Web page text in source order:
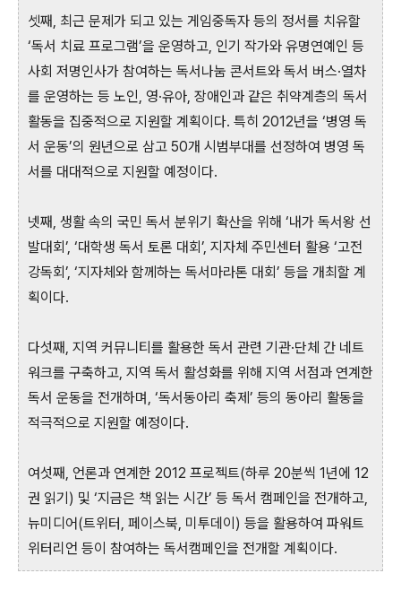
셋째, 최근 문제가 되고 있는 게임중독자 등의 정서를 치유할
‘독서 치료 프로그램’을 운영하고, 인기 작가와 유명연예인 등
사회 저명인사가 참여하는 독서나눔 콘서트와 독서 버스·열차
를 운영하는 등 노인, 영·유아, 장애인과 같은 취약계층의 독서
활동을 집중적으로 지원할 계획이다. 특히 2012년을 ‘병영 독
서 운동’의 원년으로 삼고 50개 시범부대를 선정하여 병영 독
서를 대대적으로 지원할 예정이다.
넷째, 생활 속의 국민 독서 분위기 확산을 위해 ‘내가 독서왕 선
발대회’, ‘대학생 독서 토론 대회’, 지자체 주민센터 활용 ‘고전
강독회’, ‘지자체와 함께하는 독서마라톤 대회’ 등을 개최할 계
획이다.
다섯째, 지역 커뮤니티를 활용한 독서 관련 기관·단체 간 네트
워크를 구축하고, 지역 독서 활성화를 위해 지역 서점과 연계한
독서 운동을 전개하며, ‘독서동아리 축제’ 등의 동아리 활동을
적극적으로 지원할 예정이다.
여섯째, 언론과 연계한 2012 프로젝트(하루 20분씩 1년에 12
권 읽기) 및 ‘지금은 책 읽는 시간’ 등 독서 캠페인을 전개하고,
뉴미디어(트위터, 페이스북, 미투데이) 등을 활용하여 파워트
위터리언 등이 참여하는 독서캠페인을 전개할 계획이다.